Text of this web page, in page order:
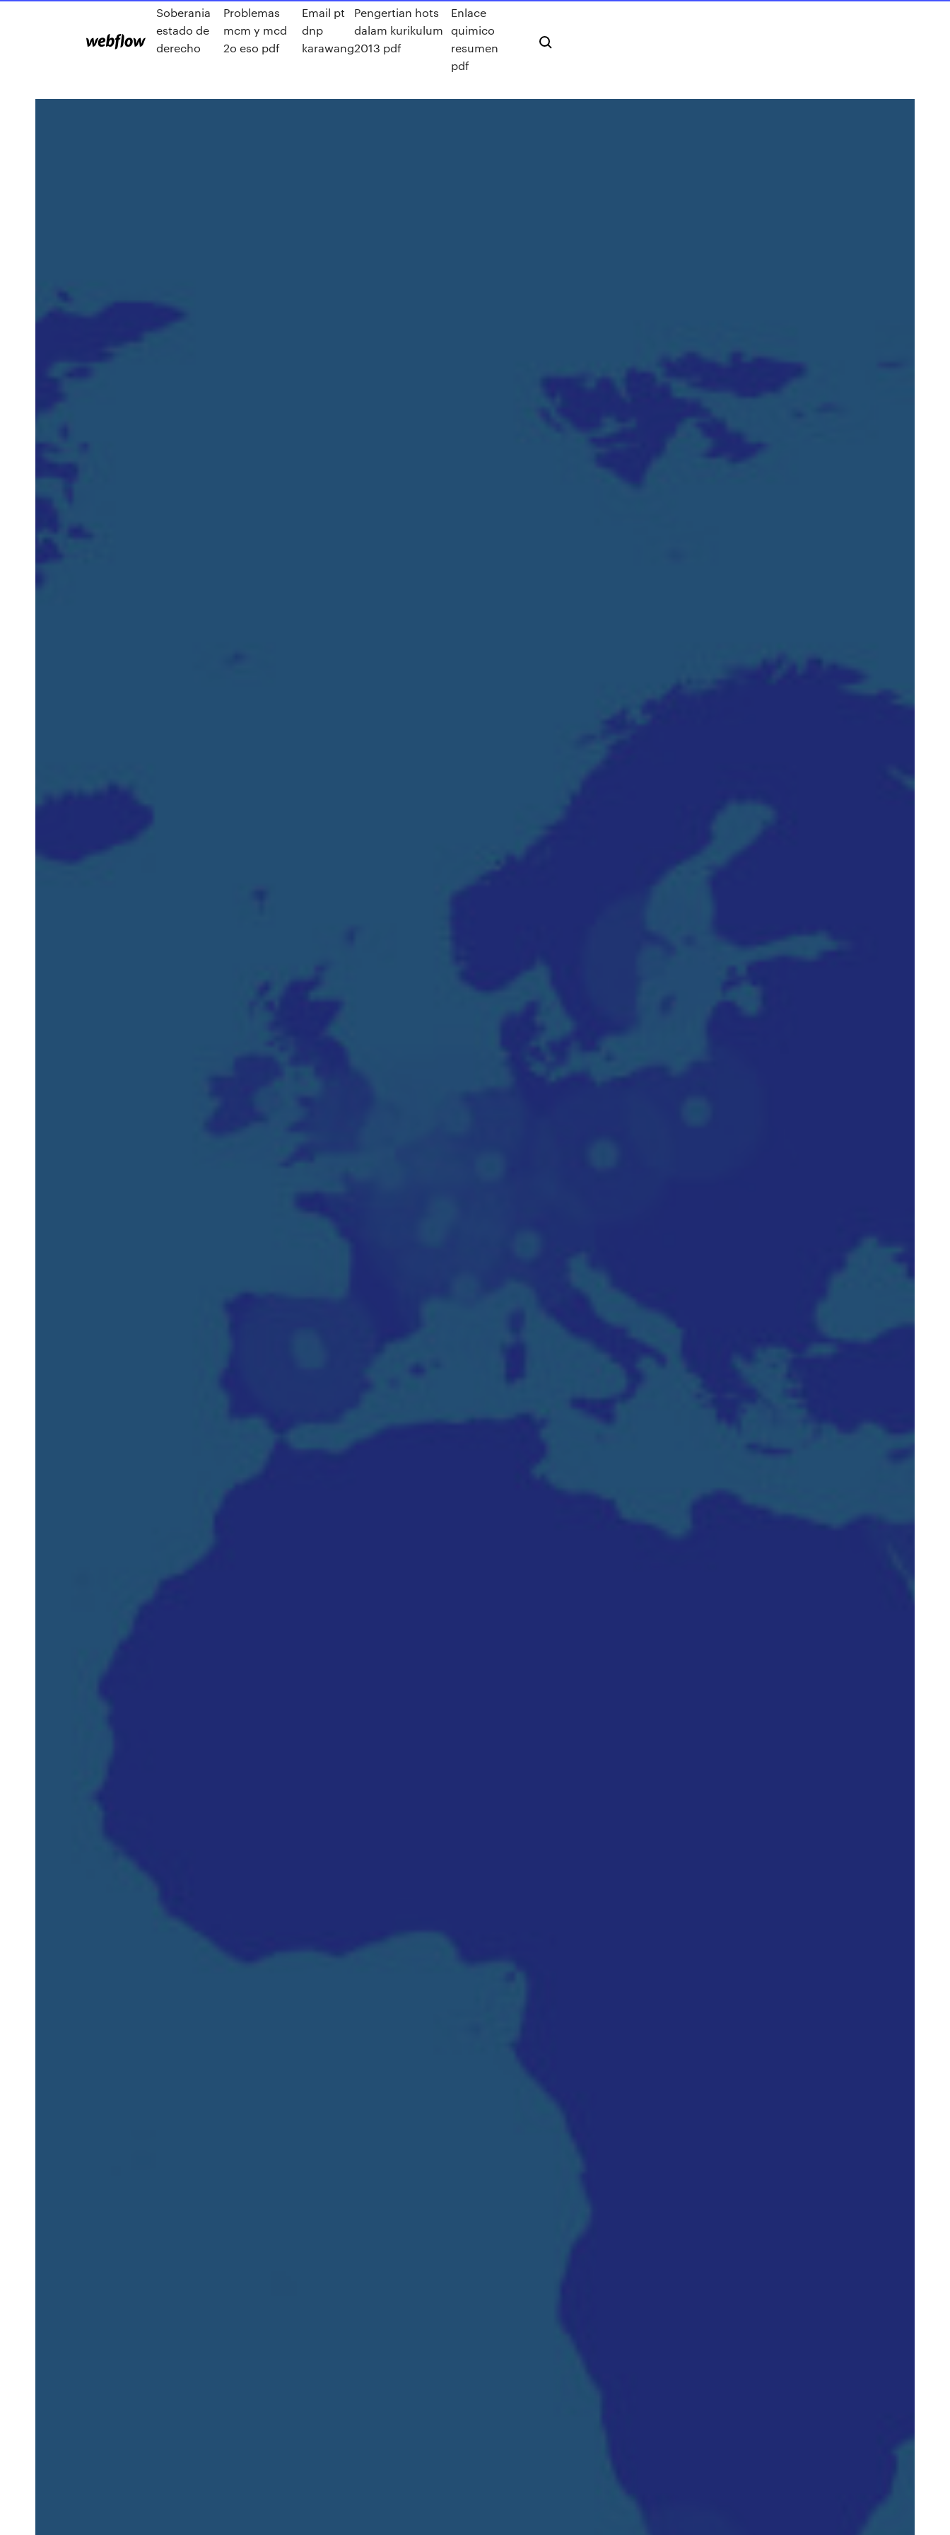
Soberania
estado de
derecho
Problemas
mcm y mcd
2o eso pdf
Email pt
dnp
karawang
Pengertian hots
dalam kurikulum
2013 pdf
Enlace
quimico
resumen
pdf